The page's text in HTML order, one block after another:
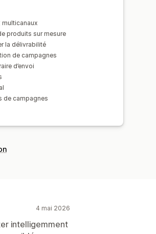
conseils
multicanaux
produits sur mesure
la délivrabilité
de campagnes
d’envoi
de campagnes
4 mai 2026
intelligemment